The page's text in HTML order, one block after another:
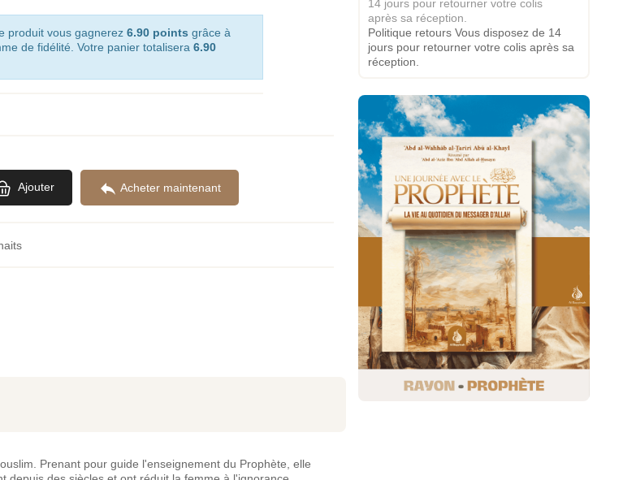
produit vous gagnerez 6.90 points grâce à
de fidélité. Votre panier totalisera 6.90
Ajouter  Acheter maintenant
Prenant pour guide l'enseignement du Prophète, elle
Politique retours Vous disposez de 14
jours pour retourner votre colis après sa
réception.